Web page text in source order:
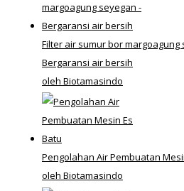
Filter air sumur bor margoagung
Bergaransi air bersih
oleh Biotamasindo
Pengolahan Air Pembuatan
oleh Biotamasindo